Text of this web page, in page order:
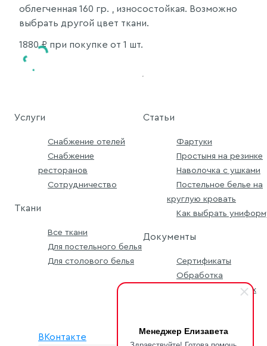
Менеджер Елизавета
облегченная 160 гр. , износостойкая. Возможно
выбрать другой цвет ткани.
1880₽ при покупке от 1 шт.
Услуги
Снабжение отелей
Снабжение
ресторанов
Сотрудничество
Ткани
Все ткани
Для постельного белья
Для столового белья
Статьи
Фартуки
Простыня на резинке
Наволочка с ушками
Постельное белье на
круглую кровать
Как выбрать
Документы
Сертификаты
Обработка
персональных данных
ВКонтакте